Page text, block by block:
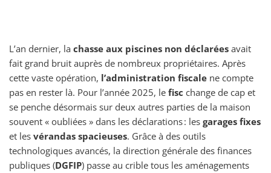
L’an dernier, la chasse aux piscines non déclarées avait
fait grand bruit auprès de nombreux propriétaires. Après
cette vaste opération, l’administration fiscale ne compte
pas en rester là. Pour l’année 2025, le fisc change de cap et
se penche désormais sur deux autres parties de la maison
souvent « oubliées » dans les déclarations : les garages fixes
et les vérandas spacieuses. Grâce à des outils
technologiques avancés, la direction générale des finances
publiques (DGFIP) passe au crible tous les aménagements